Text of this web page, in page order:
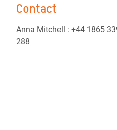
Contact
Anna Mitchell : +44 1865
288